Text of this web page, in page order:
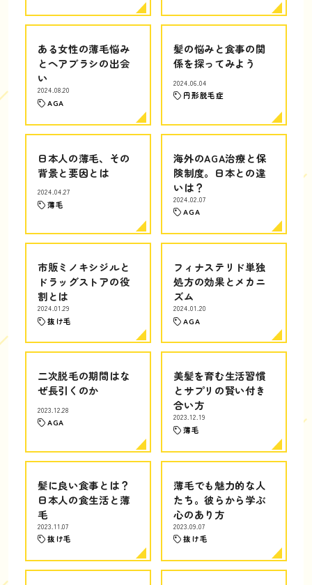
ある女性の薄毛悩み
とヘアブラシの出会
い
2024.08.20
AGA
髪の悩みと食事の関
係を探ってみよう
2024.06.04
円形脱毛症
日本人の薄毛、その
背景と要因とは
2024.04.27
薄毛
海外のAGA治療と保
険制度。日本との違
いは？
2024.02.07
AGA
市販ミノキシジルと
ドラッグストアの役
割とは
2024.01.29
抜け毛
フィナステリド単独
処方の効果とメカニ
ズム
2024.01.20
AGA
二次脱毛の期間はな
ぜ長引くのか
2023.12.28
AGA
美髪を育む生活習慣
とサプリの賢い付き
合い方
2023.12.19
薄毛
髪に良い食事とは？
日本人の食生活と薄
毛
2023.11.07
抜け毛
薄毛でも魅力的な人
たち。彼らから学ぶ
心のあり方
2023.09.07
抜け毛